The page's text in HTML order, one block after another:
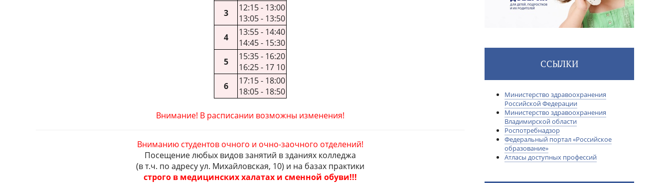
3
12:15 - 13:00
13:05 - 13:50
4
13:55 - 14:40
14:45 - 15:30
5
15:35 - 16:20
16:25 - 17 10
6
17:15 - 18:00
18:05 - 18:50
Внимание! В расписании возможны изменения!
Вниманию студентов очного и очно-заочного отделений!
Посещение любых видов занятий в зданиях колледжа
(в т.ч. по адресу ул. Михайловская, 10) и на базах практики
строго в медицинских халатах и сменной обуви!!!
ССЫЛКИ
Министерство здравоохранения
Российской Федерации
Министерство здравоохранения
Владимирской области
Роспотребнадзор
Федеральный портал «Российское
образование»
Атласы доступных профессий